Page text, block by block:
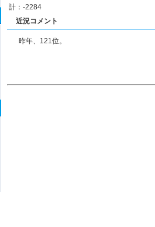
計：-2284
近況コメント
昨年、121位。